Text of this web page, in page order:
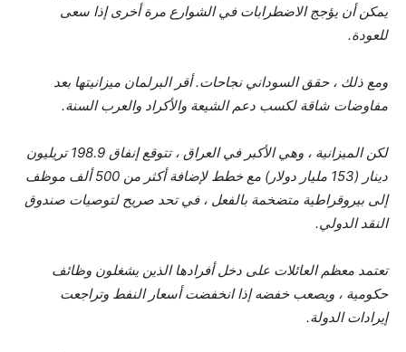
يمكن أن يؤجج الاضطرابات في الشوارع مرة أخرى إذا سعى
للعودة.
ومع ذلك ، حقق السوداني نجاحات. أقر البرلمان ميزانيتها بعد
مفاوضات شاقة لكسب دعم الشيعة والأكراد والعرب السنة.
لكن الميزانية ، وهي الأكبر في العراق ، تتوقع إنفاق 198.9 تريليون
دينار (153 مليار دولار) مع خطط لإضافة أكثر من 500 ألف موظف
إلى بيروقراطية متضخمة بالفعل ، في تحد صريح لتوصيات صندوق
النقد الدولي.
تعتمد معظم العائلات على دخل أفرادها الذين يشغلون وظائف
حكومية ، ويصعب خفضه إذا انخفضت أسعار النفط وتراجعت
إيرادات الدولة.